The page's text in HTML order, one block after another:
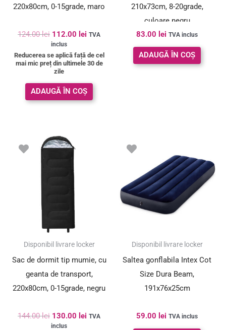
220x80cm, 0-15grade, maro
124.00lei 112.00 lei TVA
inclus
Reducerea se aplică față de cel
mai mic preț din ultimele 30 de
zile
ADAUGĂ ÎN COȘ
210x73cm, 8-20grade,
culoare negru
83.00 lei TVA inclus
ADAUGĂ ÎN COȘ
SUPER PREȚ!
Disponibil livrare locker
Sac de dormit tip mumie, cu
geanta de transport,
220x80cm, 0-15grade, negru
144.00lei
Prețul
inițial
144.00 lei.
130.00 lei TVA
inclus
Disponibil livrare locker
Saltea gonflabila Intex Cot
Size Dura Beam,
191x76x25cm
59.00 lei TVA inclus